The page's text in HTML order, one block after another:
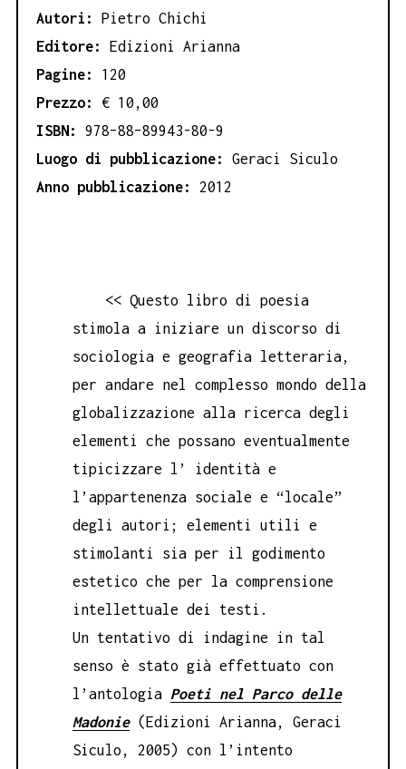
Autori:
Pietro Chichi
Editore:
Edizioni Arianna
Pagine:
120
Prezzo: € 10,00
ISBN: 978–88–89943-80-9
Luogo di pubblicazione: Geraci Siculo
Anno pubblicazione: 2012
<< Questo libro di poesia
stimola a iniziare un discorso di
sociologia e geografia letteraria,
per andare nel complesso mondo della
globalizzazione alla ricerca degli
elementi che possano eventualmente
tipicizzare l’ identità e
l’appartenenza sociale e “locale”
degli autori; elementi utili e
stimolanti sia per il godimento
estetico che per la comprensione
intellettuale dei testi.
Un tentativo di indagine in tal
senso è stato già effettuato con
l’antologia Poeti nel Parco delle
Madonie(Edizioni Arianna, Geraci
Siculo, 2005) con l’intento